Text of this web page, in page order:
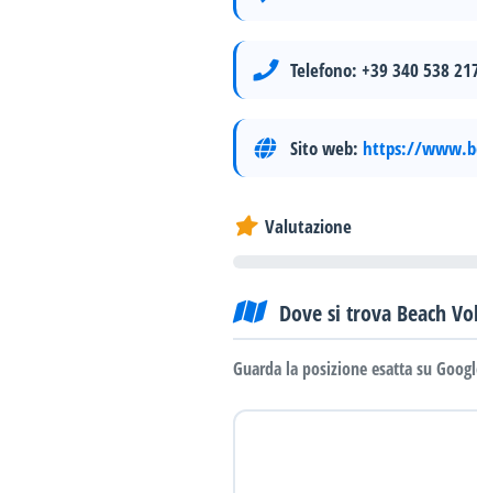
Telefono: +39 340 538
Sito web: https://
Valutazione
Dove si trova Beach
Guarda la posizione esatta su